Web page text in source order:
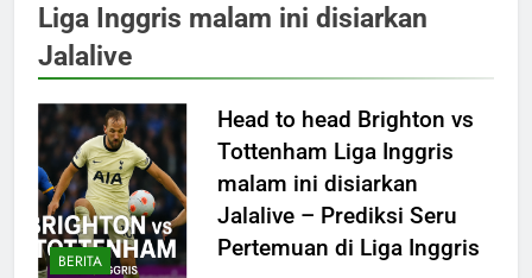
Liga Inggris malam ini disiarkan
Jalalive
BERITA
Head to head Brighton vs
Tottenham Liga Inggris
malam ini disiarkan
Jalalive – Prediksi Seru
Pertemuan di Liga Inggris